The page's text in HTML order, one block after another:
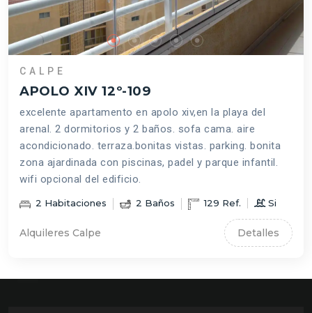
CALPE
APOLO XIV 12º-109
excelente apartamento en apolo xiv,en la playa del
arenal. 2 dormitorios y 2 baños. sofa cama. aire
acondicionado. terraza.bonitas vistas. parking. bonita
zona ajardinada con piscinas, padel y parque infantil.
wifi opcional del edificio.
2 Habitaciones 2 Baños 129 Ref. Si
Alquileres Calpe Detalles